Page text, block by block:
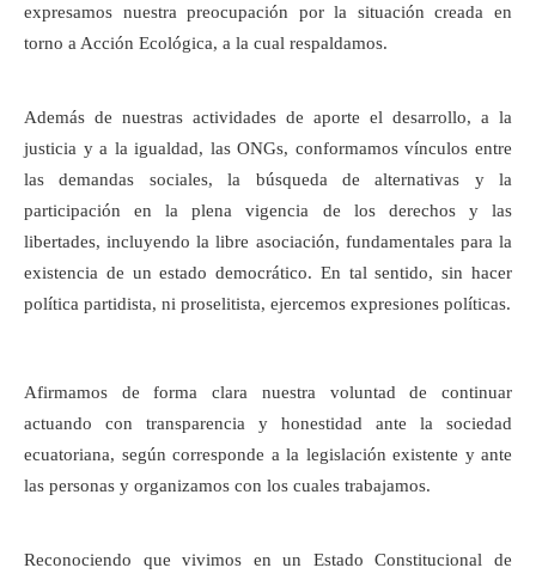
expresamos nuestra preocupación por la situación creada en
torno a Acción Ecológica, a la cual respaldamos.
Además de nuestras actividades de aporte el desarrollo, a la
justicia y a la igualdad, las ONGs, conformamos vínculos entre
las demandas sociales, la búsqueda de alternativas y la
participación en la plena vigencia de los derechos y las
libertades, incluyendo la libre asociación, fundamentales para la
existencia de un estado democrático. En tal sentido, sin hacer
política partidista, ni proselitista, ejercemos expresiones políticas.
Afirmamos de forma clara nuestra voluntad de continuar
actuando con transparencia y honestidad ante la sociedad
ecuatoriana, según corresponde a la legislación existente y ante
las personas y organizamos con los cuales trabajamos.
Reconociendo que vivimos en un Estado Constitucional de